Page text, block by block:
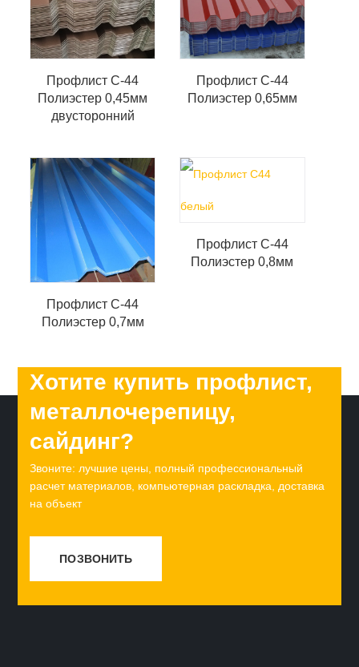
Профлист С-44
Полиэстер 0,45мм
двусторонний
Профлист С-44
Полиэстер 0,65мм
Профлист С-44
Полиэстер 0,7мм
Профлист С-44
Полиэстер 0,8мм
Хотите купить профлист,
металлочерепицу,
сайдинг?
Звоните: лучшие цены, полный профессиональный
расчет материалов, компьютерная раскладка, доставка
на объект
ПОЗВОНИТЬ